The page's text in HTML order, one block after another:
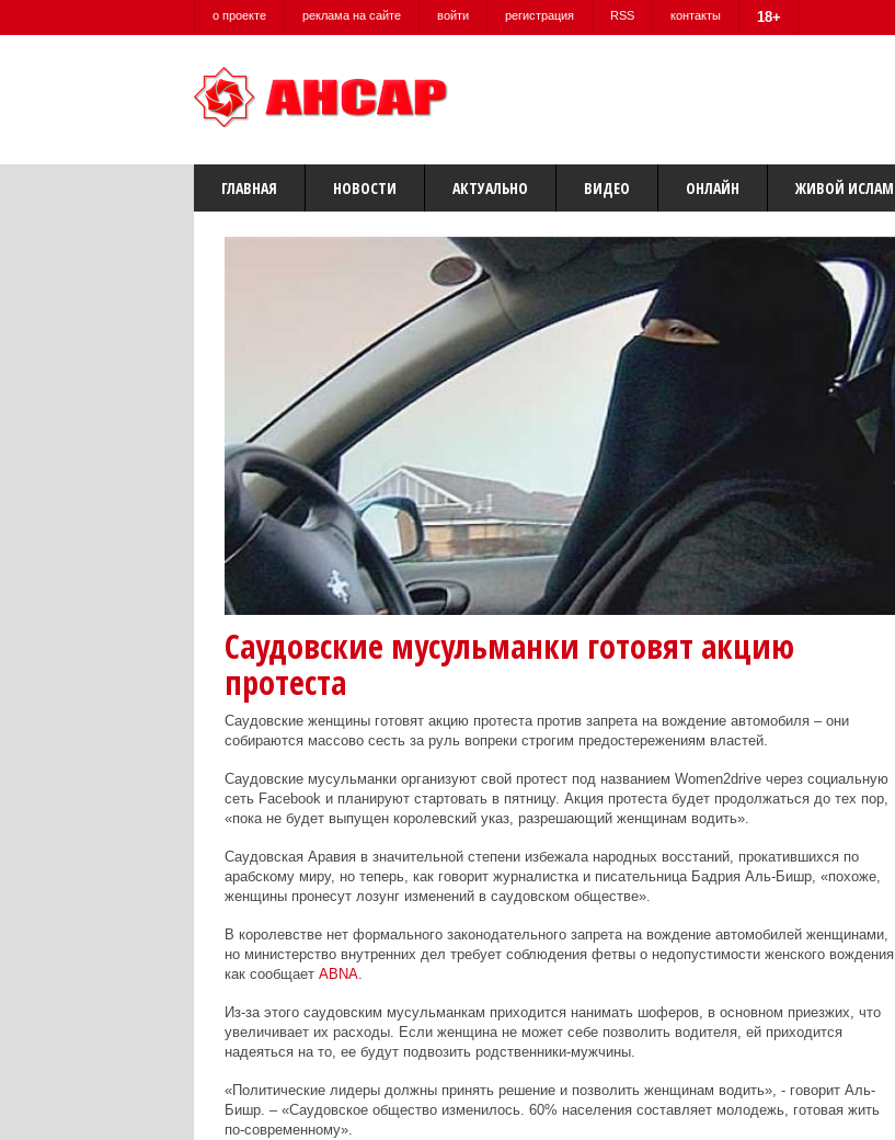
о проекте реклама на сайте войти регистрация RSS контакты 18+
ГЛАВНАЯ НОВОСТИ АКТУАЛЬНО ВИДЕО ОНЛАЙН ЖИВОЙ ИСЛАМ
Саудовские мусульманки готовят акцию
протеста
Саудовские женщины готовят акцию протеста против запрета на вождение автомобиля – они
собираются массово сесть за руль вопреки строгим предостережениям властей.
Саудовские мусульманки организуют свой протест под названием Women2drive через социальную
сеть Facebook и планируют стартовать в пятницу. Акция протеста будет продолжаться до тех пор,
«пока не будет выпущен королевский указ, разрешающий женщинам водить».
Саудовская Аравия в значительной степени избежала народных восстаний, прокатившихся по
арабскому миру, но теперь, как говорит журналистка и писательница Бадрия Аль-Бишр, «похоже,
женщины пронесут лозунг изменений в саудовском обществе».
В королевстве нет формального законодательного запрета на вождение автомобилей женщинами,
но министерство внутренних дел требует соблюдения фетвы о недопустимости женского вождения,
как сообщает ABNA.
Из-за этого саудовским мусульманкам приходится нанимать шоферов, в основном приезжих, что
увеличивает их расходы. Если женщина не может себе позволить водителя, ей приходится
надеяться на то, ее будут подвозить родственники-мужчины.
«Политические лидеры должны принять решение и позволить женщинам водить», - говорит Аль-
Бишр. – «Саудовское общество изменилось. 60% населения составляет молодежь, готовая жить
по-современному».